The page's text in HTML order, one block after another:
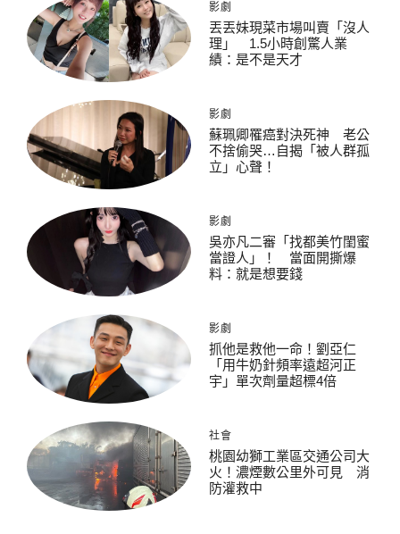
影劇
丟丟妹現菜市場叫賣「沒人
理」 1.5小時創驚人業
績：是不是天才
影劇
蘇珮卿罹癌對決死神 老公
不捨偷哭…自揭「被人群孤
立」心聲！
影劇
吳亦凡二審「找都美竹閨蜜
當證人」！ 當面開撕爆
料：就是想要錢
影劇
抓他是救他一命！劉亞仁
「用牛奶針頻率遠超河正
宇」單次劑量超標4倍
社會
桃園幼獅工業區交通公司大
火！濃煙數公里外可見 消
防灌救中